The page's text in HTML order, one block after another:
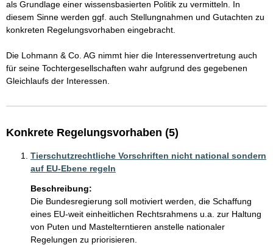
als Grundlage einer wissensbasierten Politik zu vermitteln. In
diesem Sinne werden ggf. auch Stellungnahmen und Gutachten zu
konkreten Regelungsvorhaben eingebracht.
Die Lohmann & Co. AG nimmt hier die Interessenvertretung auch
für seine Tochtergesellschaften wahr aufgrund des gegebenen
Gleichlaufs der Interessen.
Konkrete Regelungsvorhaben (5)
Tierschutzrechtliche Vorschriften nicht national sondern
auf EU-Ebene regeln
Beschreibung:
Die Bundesregierung soll motiviert werden, die Schaffung
eines EU-weit einheitlichen Rechtsrahmens u.a. zur Haltung
von Puten und Mastelterntieren anstelle nationaler
Regelungen zu priorisieren.